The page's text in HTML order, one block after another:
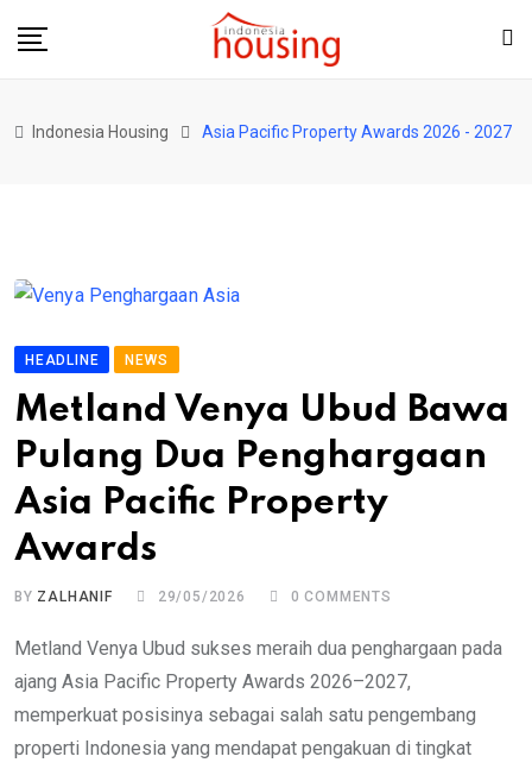
Indonesia Housing Asia Pacific Property Awards 2026 - 2027
HEADLINE NEWS
Metland Venya Ubud Bawa
Pulang Dua Penghargaan
Asia Pacific Property
Awards
BY ZALHANIF 29/05/2026 0 COMMENTS
Metland Venya Ubud sukses meraih dua penghargaan pada
ajang Asia Pacific Property Awards 2026–2027,
memperkuat posisinya sebagai salah satu pengembang
properti Indonesia yang mendapat pengakuan di tingkat